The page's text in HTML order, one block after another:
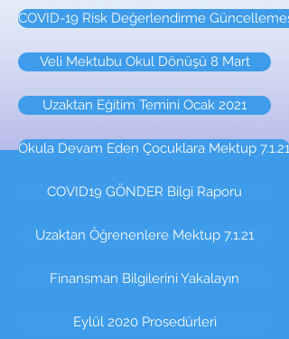
COVID-19 Risk Değerlendirme
Veli Mektubu Okul Dönüşü 8 Mart
Uzaktan Eğitim Temini Ocak 2021
Okula Devam Eden Çocuklara Mektup 7.1.21
COVID19 GÖNDER Bilgi Raporu
Uzaktan Öğrenenlere Mektup 7.1.21
Finansman Bilgilerini Yakalayın
Eylül 2020 Prosedürleri